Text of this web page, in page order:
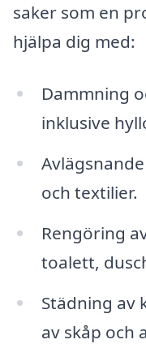
saker som en
hjälpa dig med:
Dammning
inklusive
och textilier.
Rengöring
toalett,
Städning av
av skåp och